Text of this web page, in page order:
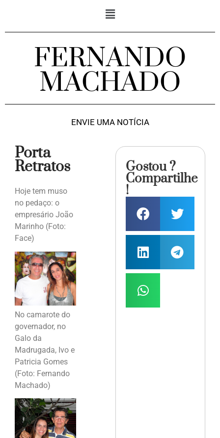
FERNANDO
MACHADO
ENVIE UMA NOTÍCIA
Porta
Retratos
Hoje tem muso
no pedaço: o
empresário João
Marinho (Foto:
Face)
No camarote do
governador, no
Galo da
Madrugada, Ivo e
Patricia Gomes
(Foto: Fernando
Machado)
Gostou ?
Compartilhe
!